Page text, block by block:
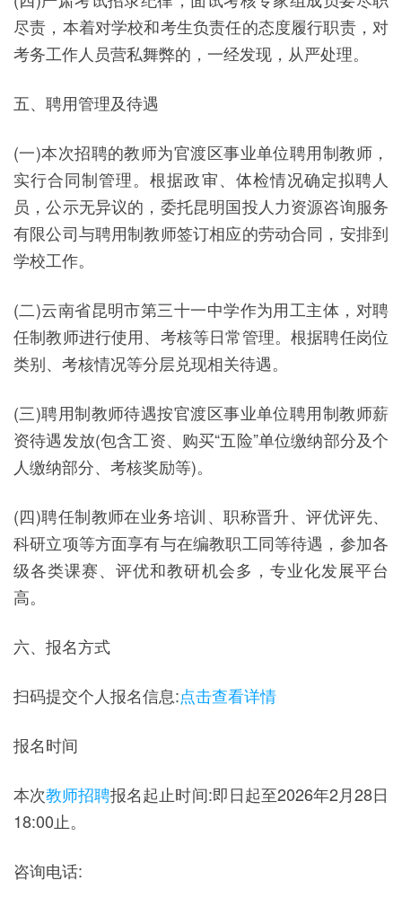
尽责，本着对学校和考生负责任的态度履行职责，对
考务工作人员营私舞弊的，一经发现，从严处理。
五、聘用管理及待遇
(一)本次招聘的教师为官渡区事业单位聘用制教师，
实行合同制管理。根据政审、体检情况确定拟聘人
员，公示无异议的，委托昆明国投人力资源咨询服务
有限公司与聘用制教师签订相应的劳动合同，安排到
学校工作。
(二)云南省昆明市第三十一中学作为用工主体，对聘
任制教师进行使用、考核等日常管理。根据聘任岗位
类别、考核情况等分层兑现相关待遇。
(三)聘用制教师待遇按官渡区事业单位聘用制教师薪
资待遇发放(包含工资、购买“五险”单位缴纳部分及个
人缴纳部分、考核奖励等)。
(四)聘任制教师在业务培训、职称晋升、评优评先、
科研立项等方面享有与在编教职工同等待遇，参加各
级各类课赛、评优和教研机会多，专业化发展平台
高。
六、报名方式
扫码提交个人报名信息:点击查看详情
报名时间
本次教师招聘报名起止时间:即日起至2026年2月28日
18:00止。
咨询电话: